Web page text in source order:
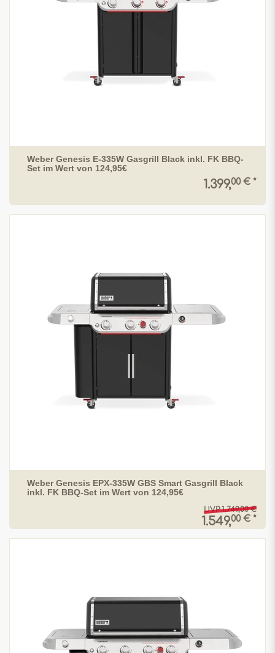
Weber Genesis E-335W Gasgrill Black inkl. FK BBQ-
Set im Wert von 124,95€
1.399,00 € *
Weber Genesis EPX-335W GBS Smart Gasgrill Black
inkl. FK BBQ-Set im Wert von 124,95€
UVP 1.749,00 €
1.549,00 € *